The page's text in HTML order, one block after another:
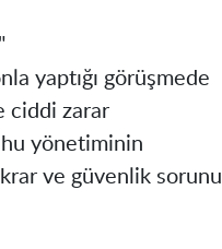
yaptığı görüşmede
ciddi zarar
yönetiminin
ve güvenlik sorunu